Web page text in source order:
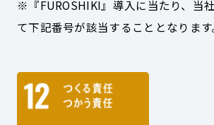
※『FUROSHIKI』導入に当たり、当
て下記番号が該当することとなります